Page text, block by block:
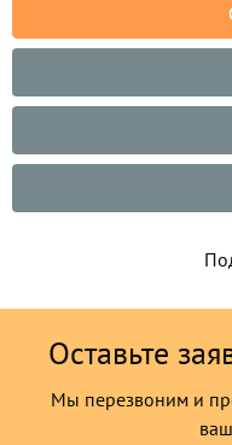
Оставьте
Мы перезвоним и